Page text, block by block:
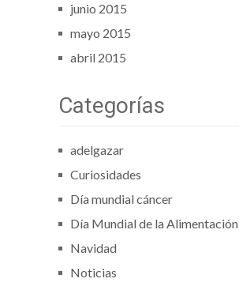
junio 2015
mayo 2015
abril 2015
Categorías
adelgazar
Curiosidades
Día mundial cáncer
Día Mundial de la Alimentación
Navidad
Noticias